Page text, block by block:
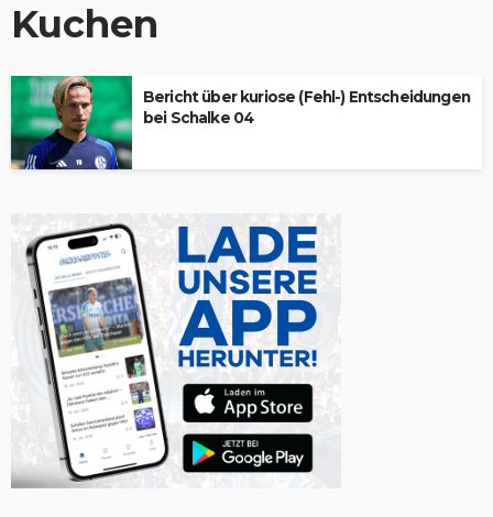
Kuchen
Bericht über kuriose (Fehl-) Entscheidungen
bei Schalke 04